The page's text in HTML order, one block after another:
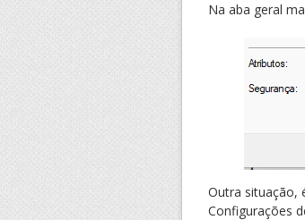
Na aba geral
Outra situação,
Configurações